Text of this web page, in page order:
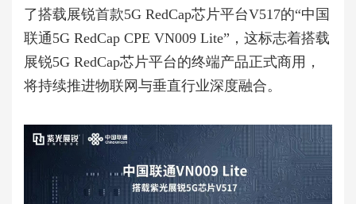
了搭载展锐首款5G RedCap芯片平台V517的“中国
联通5G RedCap CPE VN009 Lite”，这标志着搭载
展锐5G RedCap芯片平台的终端产品正式商用，
将持续推进物联网与垂直行业深度融合。